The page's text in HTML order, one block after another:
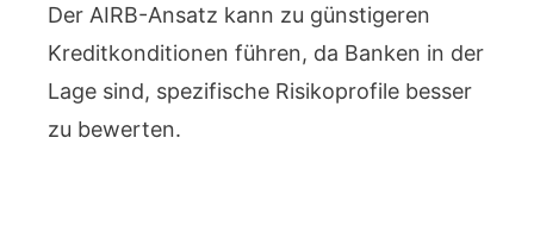
Der AIRB-Ansatz kann zu günstigeren
Kreditkonditionen führen, da Banken in der
Lage sind, spezifische Risikoprofile besser
zu bewerten.